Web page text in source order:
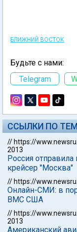
БЛИЖНИЙ ВОСТОК
Будьте с нами:
Telegram
ССЫЛКИ ПО
// https://
2013
Россия
крейсер "Москва"
// https://
Онлайн-СМИ: в
ВМС США
// https://
2013
Американский